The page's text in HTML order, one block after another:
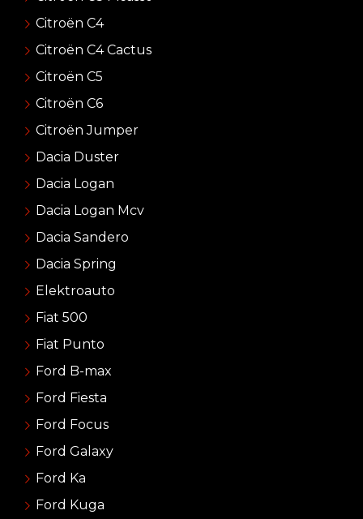
Citroën C4
Citroën C4 Cactus
Citroën C5
Citroën C6
Citroën Jumper
Dacia Duster
Dacia Logan
Dacia Logan Mcv
Dacia Sandero
Dacia Spring
Elektroauto
Fiat 500
Fiat Punto
Ford B-max
Ford Fiesta
Ford Focus
Ford Galaxy
Ford Ka
Ford Kuga